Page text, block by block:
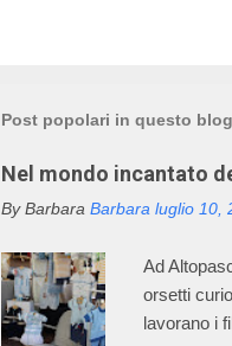
Post popolari in questo blog
Nel mondo incantato
By Barbara Barbara luglio 10,
Ad
orsetti
lavorano i